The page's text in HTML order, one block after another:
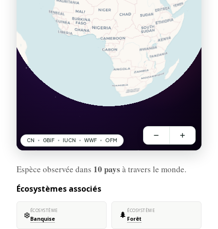
Espèce observée dans 10 pays à travers le monde.
Écosystèmes associés
❄️ÉCOSYSTÈME
Banquise 🌲 ÉCOSYSTÈME
Forêt